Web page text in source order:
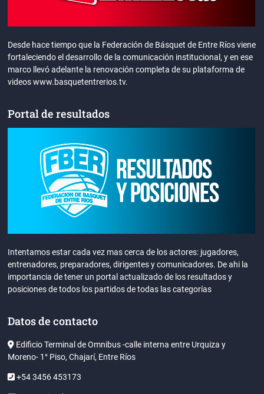
Desde hace tiempo que la Federación de Básquet de Entre Ríos viene
fortaleciendo el desarrollo de la comunicación institucional, y en ese
marco llevó adelante la renovación completa de su plataforma de
videos www.basquetentrerios.tv.
Portal de resultados
Intentamos estar cada vez mas cerca de los actores: jugadores,
entrenadores, preparadores, dirigentes y comunicadores. De ahi la
importancia de tener un portal actualizado de los resultados y
posiciones de todos los partidos de todas las categorías
Datos de contacto
Edificio Terminal de Omnibus -calle interna entre Urquiza y
Moreno- 1° Piso, Chajarí, Entre Ríos
+54 3456 453173